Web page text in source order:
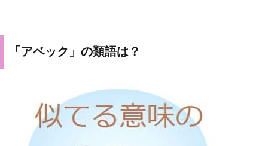
「アベック」の類語は？